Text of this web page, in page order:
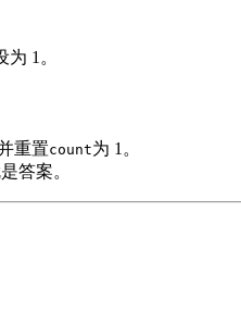
为 1。
重置count为 1。
答案。